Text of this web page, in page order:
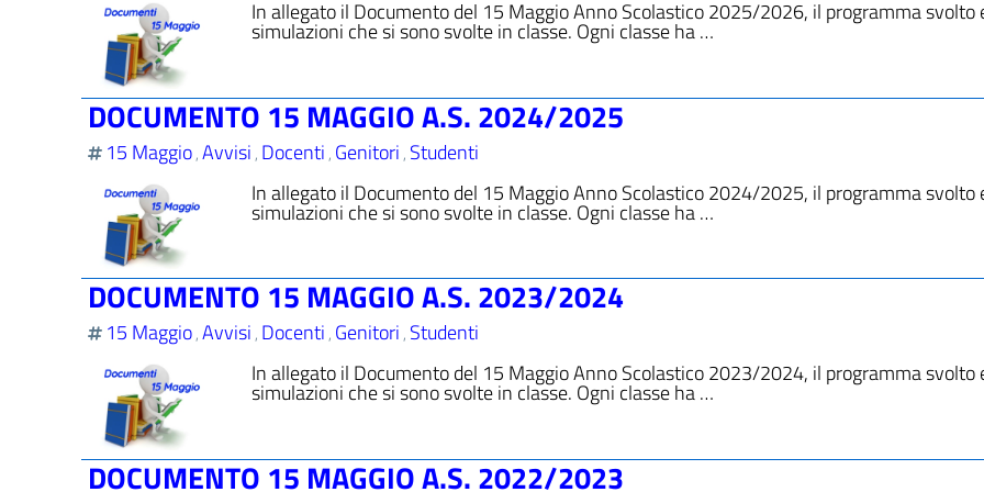
In allegato il Documento del 15 Maggio Anno Scolastico 2025/2026, il programma svolto
simulazioni che si sono svolte in classe. Ogni classe ha …
DOCUMENTO 15 MAGGIO A.S. 2024/2025
15 Maggio,Avvisi, Docenti, Genitori, Studenti
In allegato il Documento del 15 Maggio Anno Scolastico 2024/2025, il programma svolto
simulazioni che si sono svolte in classe. Ogni classe ha …
DOCUMENTO 15 MAGGIO A.S. 2023/2024
15 Maggio,Avvisi, Docenti, Genitori, Studenti
In allegato il Documento del 15 Maggio Anno Scolastico 2023/2024, il programma svolto
simulazioni che si sono svolte in classe. Ogni classe ha …
DOCUMENTO 15 MAGGIO A.S. 2022/2023